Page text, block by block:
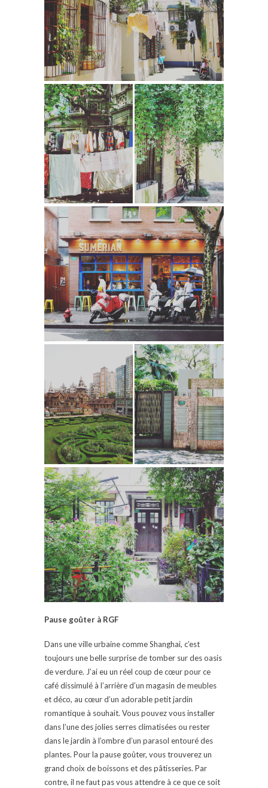
Pause goûter à RGF
Dans une ville urbaine comme Shanghai, c’est
toujours une belle surprise de tomber sur des oasis
de verdure. J’ai eu un réel coup de cœur pour ce
café dissimulé à l’arrière d’un magasin de meubles
et déco, au cœur d’un adorable petit jardin
romantique à souhait. Vous pouvez vous installer
dans l’une des jolies serres climatisées ou rester
dans le jardin à l’ombre d’un parasol entouré des
plantes. Pour la pause goûter, vous trouverez un
grand choix de boissons et des pâtisseries. Par
contre, il ne faut pas vous attendre à ce que ce soit